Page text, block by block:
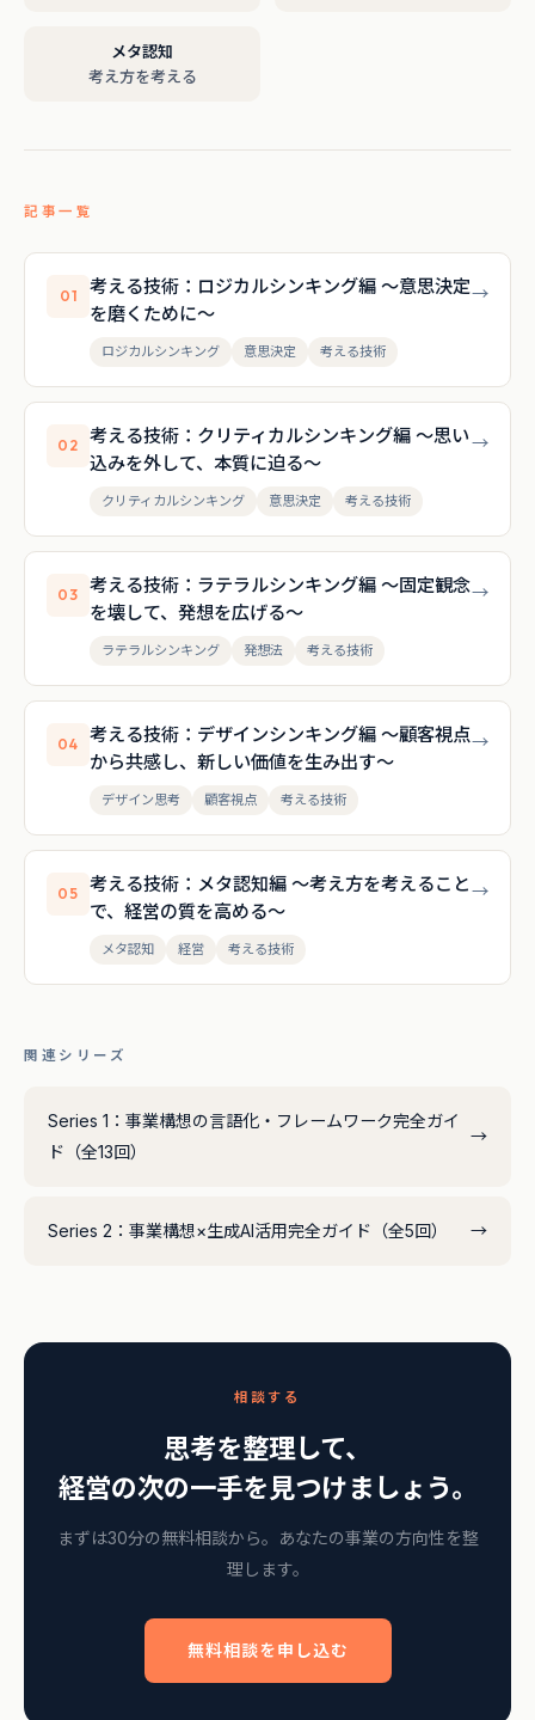
メタ認知
考え方を考える
記事一覧
01
考える技術：ロジカルシンキング編 〜意思決定
を磨くために〜
ロジカルシンキング 意思決定 考える技術
→
02
考える技術：クリティカルシンキング編 〜思い
込みを外して、本質に迫る〜
クリティカルシンキング 意思決定 考える技術
→
03
考える技術：ラテラルシンキング編 〜固定観念
を壊して、発想を広げる〜
ラテラルシンキング 発想法 考える技術
→
04
考える技術：デザインシンキング編 〜顧客視点
から共感し、新しい価値を生み出す〜
デザイン思考 顧客視点 考える技術
→
05
考える技術：メタ認知編 〜考え方を考えること
で、経営の質を高める〜
メタ認知 経営 考える技術
→
関連シリーズ
Series 1：事業構想の言語化・フレームワーク完全ガイ
ド（全13回）
→
Series 2：事業構想×生成AI活用完全ガイド（全5回） →
相談する
思考を整理して、
経営の次の一手を見つけましょう。
まずは30分の無料相談から。あなたの事業の方向性を整
理します。
無料相談を申し込む